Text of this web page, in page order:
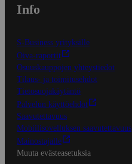
Info
S-Business yrityksille
Oiva-raportit
Osuuskauppojen yhteystiedot
Tilaus- ja toimitusehdot
Tietosuojakäytäntö
Palvelun käyttöehdot
Saavutettavuus
Mobiilisovelluksen saavutettavuus
Mainostajalle
Muuta evästeasetuksia